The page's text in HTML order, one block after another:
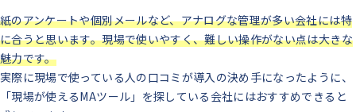
紙のアンケートや個別メールなど、アナログな管理が多い会社には特
に合うと思います。現場で使いやすく、難しい操作がない点は大きな
魅力です。
実際に現場で使っている人の口コミが導入の決め手になったように、
「現場が使えるMAツール」を探している会社にはおすすめできると